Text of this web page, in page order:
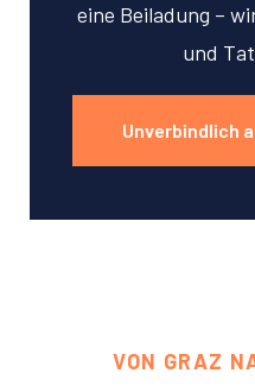
eine Beiladung –
und
Unverbindlich
VON GRAZ